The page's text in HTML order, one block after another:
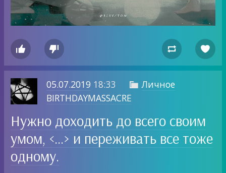
   
05.07.2019 18:33  Личное
BIRTHDAYMASSACRE
Нужно доходить до всего своим
умом, <…> и переживать все тоже
одному.